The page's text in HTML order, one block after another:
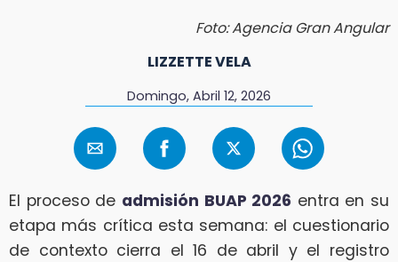
Foto: Agencia Gran Angular
LIZZETTE VELA
Domingo, Abril 12, 2026
El proceso de admisión BUAP 2026 entra en su
etapa más crítica esta semana: el cuestionario
de contexto cierra el 16 de abril y el registro